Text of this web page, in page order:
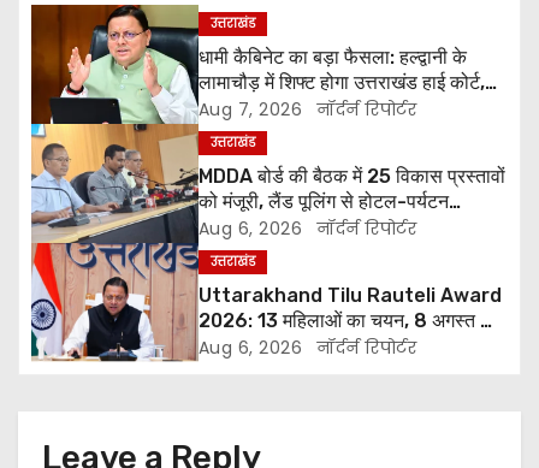
a
v
i
g
a
t
उत्तराखंड
धामी कैबिनेट का बड़ा फैसला: हल्द्वानी के
लामाचौड़ में शिफ्ट होगा उत्तराखंड हाई कोर्ट,
अन्य महत्वपूर्ण फैसले
Aug 7, 2026 नॉर्दर्न रिपोर्टर
उत्तराखंड
MDDA बोर्ड की बैठक में 25 विकास प्रस्तावों
को मंजूरी, लैंड पूलिंग से होटल-पर्यटन
परियोजनाओं को मिलेगी रफ्तार
Aug 6, 2026 नॉर्दर्न रिपोर्टर
उत्तराखंड
Uttarakhand Tilu Rauteli Award
2026: 13 महिलाओं का चयन, 8 अगस्त को
सीएम धामी करेंगे सम्मानित
Aug 6, 2026 नॉर्दर्न रिपोर्टर
Leave a Reply